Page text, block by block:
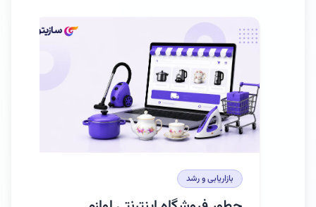
بازاریابی و رشد